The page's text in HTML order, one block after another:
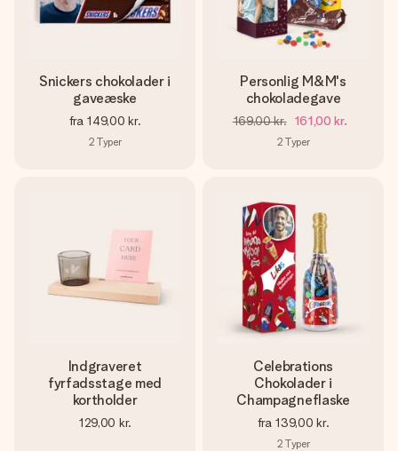
Snickers chokolader i
gaveæske
fra 149,00 kr.
2 Typer
Personlig M&M's
chokoladegave
169,00 kr. 161,00 kr.
2 Typer
Indgraveret
fyrfadsstage med
kortholder
129,00 kr.
Celebrations
Chokolader i
Champagneflaske
fra 139,00 kr.
2 Typer